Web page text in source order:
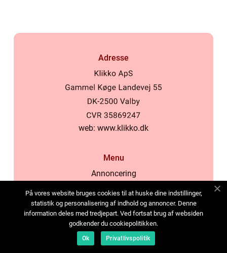
Adresse
web: www.klikko.dk
Menu
Annoncering
Cookies
Kontakt os
Sitemap
På vores website bruges cookies til at huske dine indstillinger,
statistik og personalisering af indhold og annoncer. Denne
information deles med tredjepart. Ved fortsat brug af websiden
godkender du cookiepolitikken.
Ok Privatlivspolitik